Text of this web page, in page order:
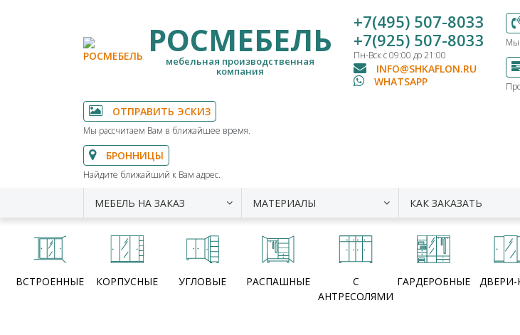
РОСМЕБЕЛЬ
мебельная производственная
компания
+7(495) 507-8033
+7(925) 507-8033
Пн-Вск с 09:00 до 21:00
INFO@SHKAFLON.RU
WHATSAPP
Мы
ОТПРАВИТЬ ЭСКИЗ
Мы рассчитаем Вам в ближайшее время.
БРОННИЦЫ
Найдите ближайший к Вам адрес.
МЕБЕЛЬ НА ЗАКАЗ МАТЕРИАЛЫ КАК ЗАКАЗАТЬ
ВСТРОЕННЫЕ КОРПУСНЫЕ УГЛОВЫЕ РАСПАШНЫЕ
С
АНТРЕСОЛЯМИ
ГАРДЕРОБНЫЕ ДВЕРИ-